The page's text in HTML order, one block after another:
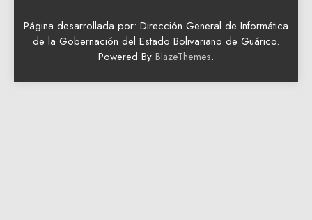
Página desarrollada por: Dirección General de Informática
de la Gobernación del Estado Bolivariano de Guárico.
Powered By BlazeThemes.